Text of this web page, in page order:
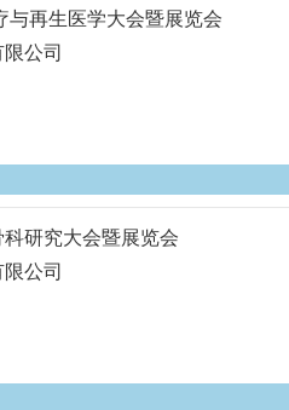
与再生医学大会暨展览会
公司
研究大会暨展览会
公司